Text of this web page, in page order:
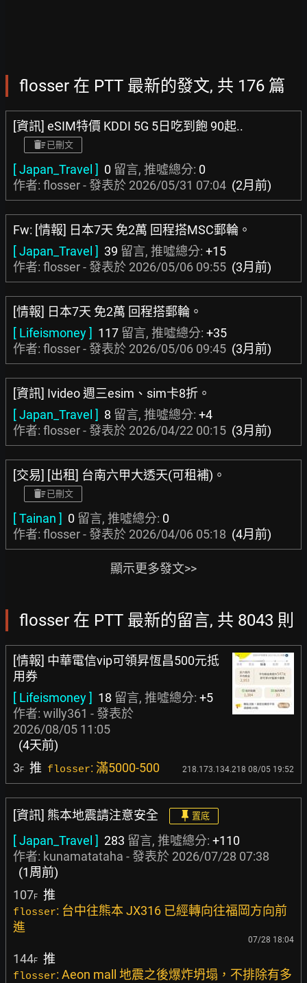
flosser 在 PTT 最新的發文, 共 176 篇
[資訊] eSIM特價 KDDI 5G 5日吃到飽 90起..
已刪文
[ Japan_Travel ] 0 留言, 推噓總分: 0
作者: flosser - 發表於 2026/05/31 07:04 (2月前)
Fw: [情報] 日本7天 免2萬 回程搭MSC郵輪。
[ Japan_Travel ] 39 留言, 推噓總分: +15
作者: flosser - 發表於 2026/05/06 09:55 (3月前)
[情報] 日本7天 免2萬 回程搭郵輪。
[ Lifeismoney ] 117 留言, 推噓總分: +35
作者: flosser - 發表於 2026/05/06 09:45 (3月前)
[資訊] Ivideo 週三esim、sim卡8折。
[ Japan_Travel ] 8 留言, 推噓總分: +4
作者: flosser - 發表於 2026/04/22 00:15 (3月前)
[交易] [出租] 台南六甲大透天(可租補)。
已刪文
[ Tainan ] 0 留言, 推噓總分: 0
作者: flosser - 發表於 2026/04/06 05:18 (4月前)
顯示更多發文>>
flosser 在 PTT 最新的留言, 共 8043 則
[情報] 中華電信vip可領昇恆昌500元抵
用券
[ Lifeismoney ] 18 留言, 推噓總分: +5
作者: willy361 - 發表於
2026/08/05 11:05
(4天前)
3F 推 flosser: 滿5000-500 218.173.134.218 08/05 19:52
[資訊] 熊本地震請注意安全 置底
[ Japan_Travel ] 283 留言, 推噓總分: +110
作者: kunamatataha - 發表於 2026/07/28 07:38
(1周前)
107F 推
flosser: 台中往熊本 JX316 已經轉向往福岡方向前
進
07/28 18:04
144F 推
flosser: Aeon mall 地震之後爆炸坍塌，不排除有多